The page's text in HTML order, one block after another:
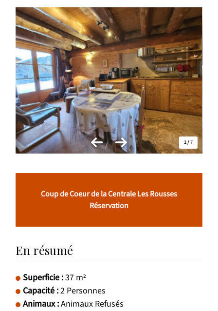
1/7
Coup de Coeur de la Centrale Les Rousses
Réservation
En résumé
Superficie :37 m²
Capacité :2 Personnes
Animaux:Animaux Refusés